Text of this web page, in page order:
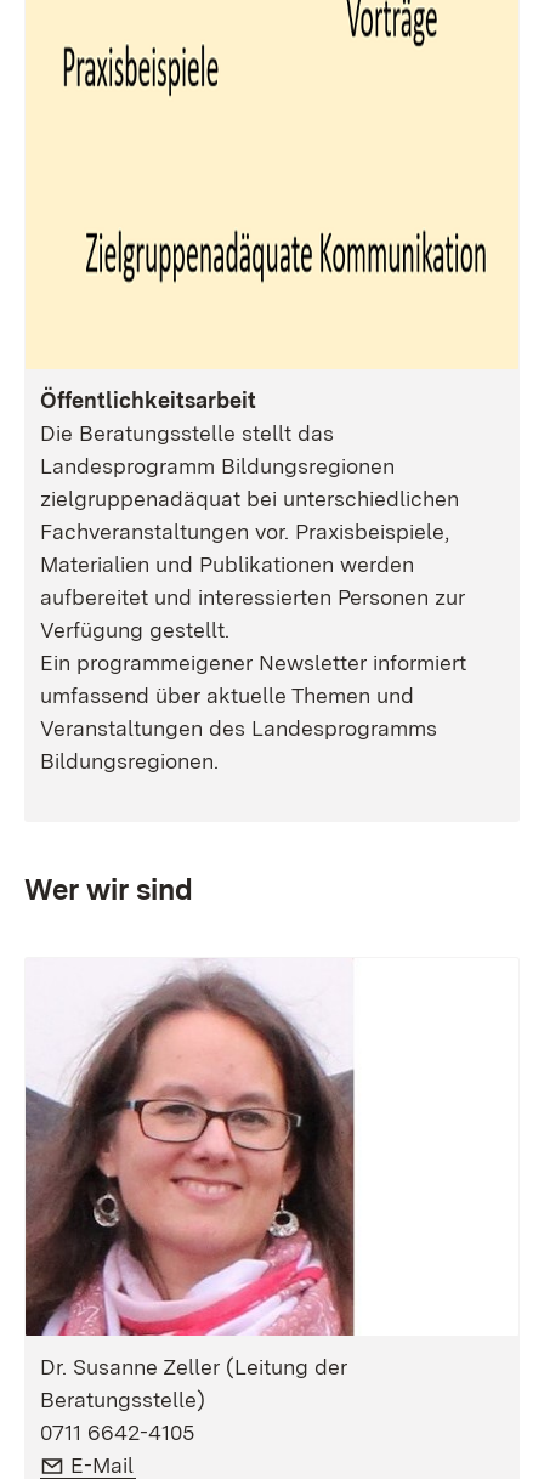
Öffentlichkeitsarbeit
Die Beratungsstelle stellt das
Landesprogramm Bildungsregionen
zielgruppenadäquat bei unterschiedlichen
Fachveranstaltungen vor. Praxisbeispiele,
Materialien und Publikationen werden
aufbereitet und interessierten Personen zur
Verfügung gestellt.
Ein programmeigener Newsletter informiert
umfassend über aktuelle Themen und
Veranstaltungen des Landesprogramms
Bildungsregionen.
Wer wir sind
Dr. Susanne Zeller (Leitung der
Beratungsstelle)
0711 6642-4105
E-Mail:
E-Mail